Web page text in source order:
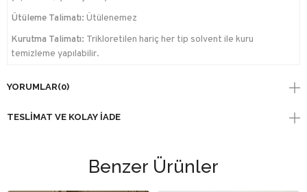
Ütüleme Talimatı: Ütülenemez
Kurutma Talimatı: Trikloretilen hariç her tip solvent ile kuru
temizleme yapılabilir.
YORUMLAR(0)
TESLIMAT VE KOLAY İADE
Benzer Ürünler